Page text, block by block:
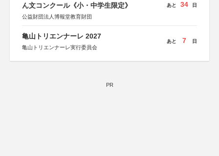
ん文コンクール《小・中学生限定》
公益財団法人博報堂教育財団
あと 34 日
亀山トリエンナーレ 2027
亀山トリエンナーレ実行委員会
あと 7 日
PR